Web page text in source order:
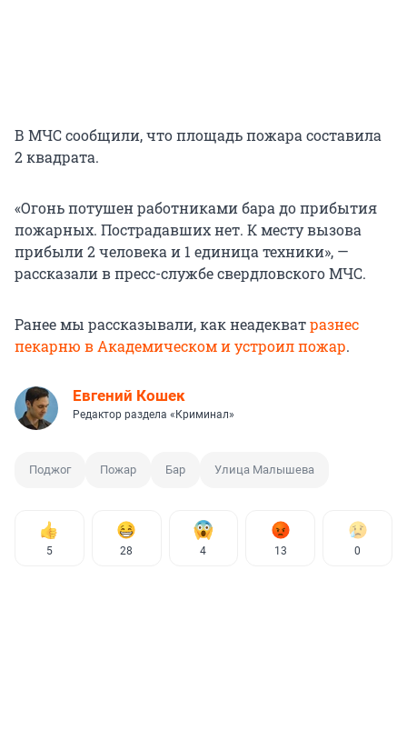
В МЧС сообщили, что площадь пожара составила
2 квадрата.
«Огонь потушен работниками бара до прибытия
пожарных. Пострадавших нет. К месту вызова
прибыли 2 человека и 1 единица техники», —
рассказали в пресс-службе свердловского МЧС.
Ранее мы рассказывали, как неадекватразнес
пекарню в Академическом и устроил пожар.
Евгений Кошек
Редактор раздела «Криминал»
Поджог Пожар Бар Улица Малышева
5 28 4 13 0